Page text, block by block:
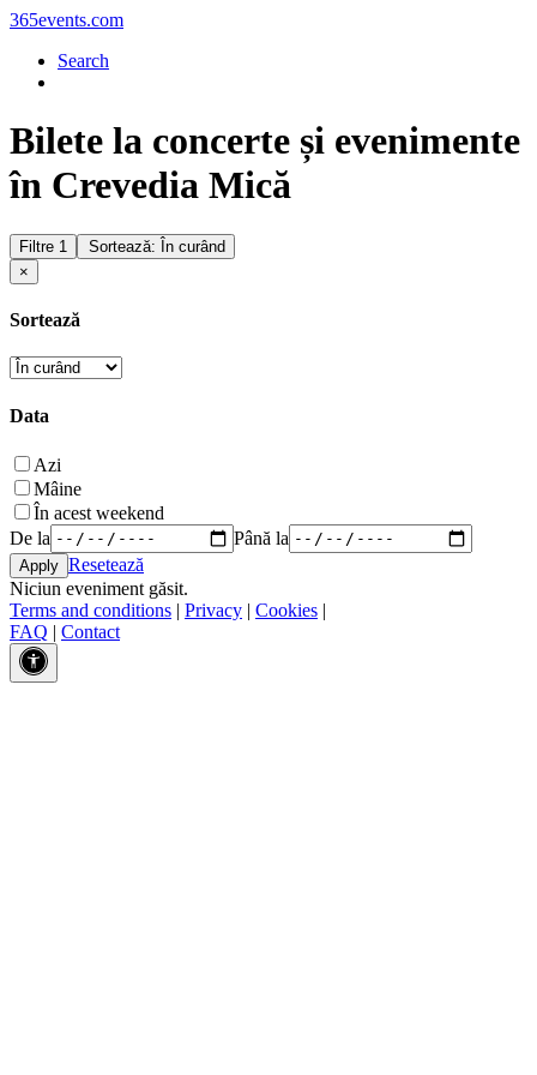
365events.com
Search
Bilete la concerte și evenimente
în Crevedia Mică
Filtre 1
Sortează: În curând
×
Sortează
Data
Azi
Mâine
În acest weekend
De la
Până la
Resetează
Niciun eveniment găsit.
Terms and conditions | Privacy | Cookies |
FAQ | Contact